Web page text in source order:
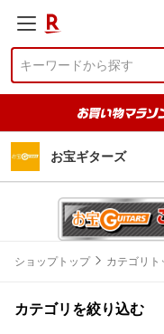
お宝ギターズ
ショップトップ カテゴリト
カテゴリを絞り込む